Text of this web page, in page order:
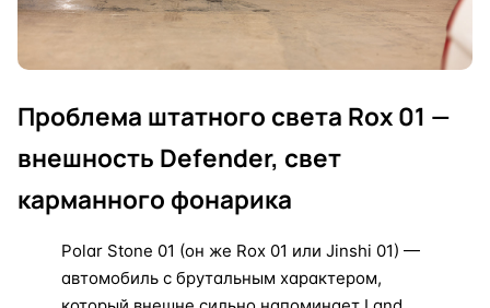
Проблема штатного света Rox 01 —
внешность Defender, свет
карманного фонарика
Polar Stone 01 (он же Rox 01 или Jinshi 01) —
автомобиль с брутальным характером,